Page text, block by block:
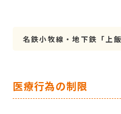
名鉄小牧線・地下鉄「上
医療行為の制限